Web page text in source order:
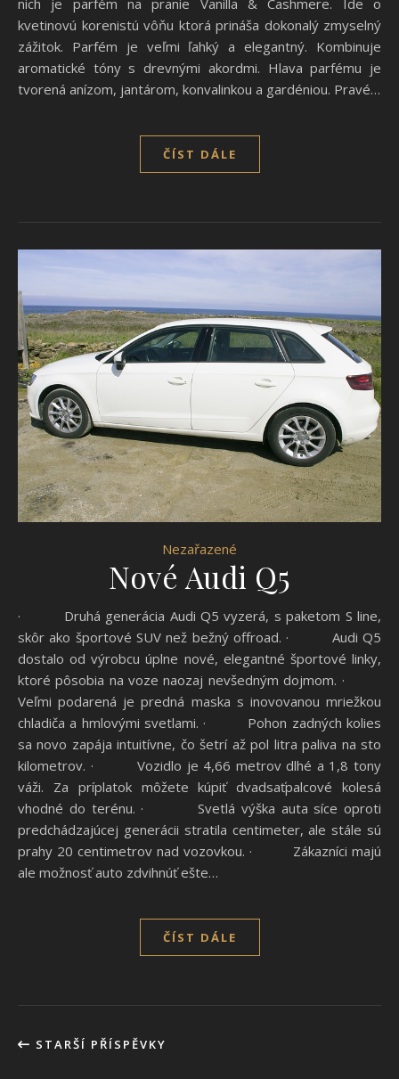
kvetinovú korenistú vôňu ktorá prináša dokonalý zmyselný
zážitok. Parfém je veľmi ľahký a elegantný. Kombinuje
aromatické tóny s drevnými akordmi. Hlava parfému je
tvorená anízom, jantárom, konvalinkou a gardéniou. Pravé…
ČÍST DÁLE
Nezařazené
Nové Audi Q5
· Druhá generácia Audi Q5 vyzerá, s paketom S line,
skôr ako športové SUV než bežný offroad. · Audi Q5
dostalo od výrobcu úplne nové, elegantné športové linky,
ktoré pôsobia na voze naozaj nevšedným dojmom. ·
Veľmi podarená je predná maska ​​s inovovanou mriežkou
chladiča a hmlovými svetlami. · Pohon zadných kolies
sa novo zapája intuitívne, čo šetrí až pol litra paliva na sto
kilometrov. · Vozidlo je 4,66 metrov dlhé a 1,8 tony
váži. Za príplatok môžete kúpiť dvadsaťpalcové kolesá
vhodné do terénu. · Svetlá výška auta síce oproti
predchádzajúcej generácii stratila centimeter, ale stále sú
prahy 20 centimetrov nad vozovkou. · Zákazníci majú
ale možnosť auto zdvihnúť ešte…
ČÍST DÁLE
STARŠÍ PŘÍSPĚVKY